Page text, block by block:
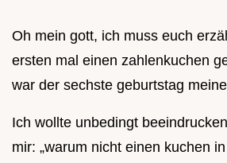
Oh mein gott, ich muss euch
ersten mal einen zahlenkuchen
war der sechste geburtstag
Ich wollte unbedingt
mir: „warum nicht einen kuchen